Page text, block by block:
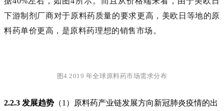
下游制剂厂商对于原料药质量的要求更高，美欧日等地的原
料药单价更高，是原料药理想的销售市场。
图4 2019 年全球原料药市场需求分布
2.2.3 发展趋势 （1）原料药产业链发展方向新冠肺炎疫情的出